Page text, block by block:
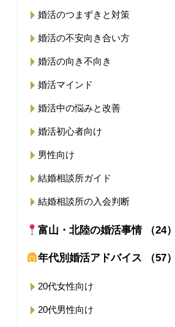
婚活のつまずきと対策
婚活の不安向き合い方
婚活の向き不向き
婚活マインド
婚活中の悩みと改善
婚活初心者向け
男性向け
結婚相談所ガイド
結婚相談所の入会判断
富山・北陸の婚活事情 （24）
年代別婚活アドバイス （57）
20代女性向け
20代男性向け